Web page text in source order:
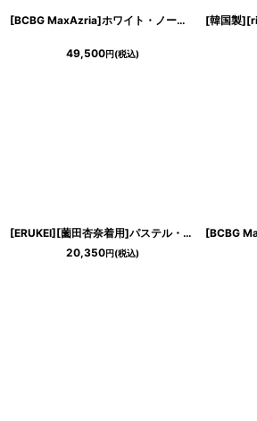
[BCBG MaxAzria]ホワイト・ノースリーブ・バックスピンドル・シンプル・高級・ハイクラス・ロングドレス・ワンピース[山崎みどり着用]《送料＆代引き手数料無料》
49,500円(税込)
[ERUKEI][薗田杏奈着用]パステル・オーバーホワイトレース・ノースリーブ・Vネック・バックトレーン・ロングドレス[送料無料]
20,350円(税込)